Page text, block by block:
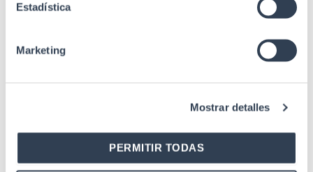
Estadística
Marketing
Mostrar detalles
PERMITIR TODAS
SKU: 31EM9F4
width 600 mm